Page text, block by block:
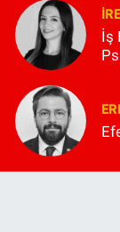
İş